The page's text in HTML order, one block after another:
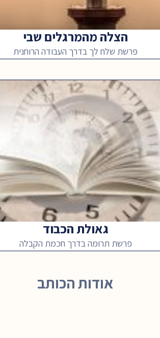
הצלה מהמרגלים שבי
פרשת שלח לך בדרך העבודה הרוחנית
גאולת הכבוד
פרשת תרומה בדרך חכמת הקבלה
אודות הכותב